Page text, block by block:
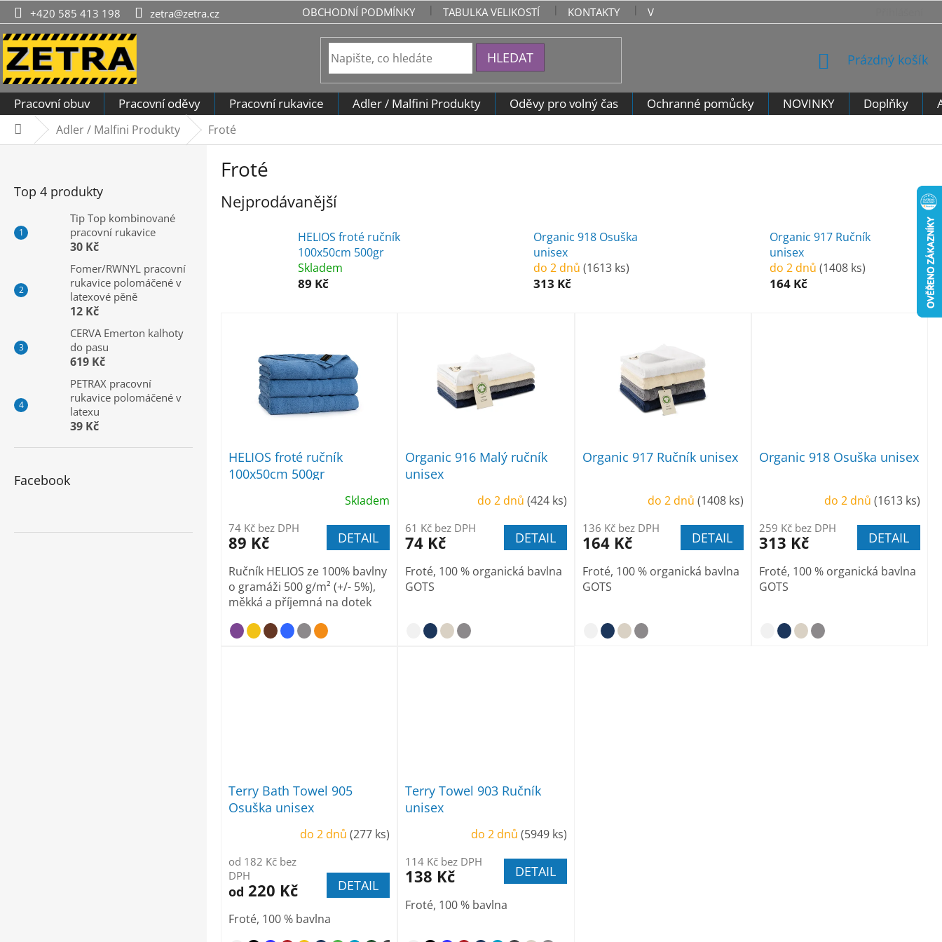
Přejít
na
obsah
+420 585 413 198 zetra@zetra.cz OBCHODNÍ PODMÍNKY TABULKA VELIKOSTÍ KONTAKTY VRÁCENÍ ZBOŽÍ - VZOROVÝ FORMULÁŘ PRO ODSTOUPENÍ
HLEDAT
NÁKUPNÍ
Prázdný košík
Pracovní obuv Pracovní oděvy Pracovní rukavice Adler / Malfini Produkty Oděvy pro volný čas Ochranné pomůcky NOVINKY Doplňky
DomůAdler / Malfini Produkty Froté
Top 4 produkty
Tip Top kombinované
pracovní rukavice
30 Kč
Fomer/RWNYL pracovní
rukavice polomáčené v
latexové pěně
12 Kč
CERVA Emerton kalhoty
do pasu
619 Kč
PETRAX pracovní
rukavice polomáčené v
latexu
39 Kč
Facebook
Froté
Nejprodávanější
HELIOS froté ručník
100x50cm 500gr
Skladem
89 Kč
Organic 918 Osuška
unisex
do 2 dnů(1613 ks)
313 Kč
Organic 917 Ručník
unisex
do 2 dnů (1408 ks)
164 Kč
ů
HELIOS froté ručník
100x50cm 500gr
Skladem
74 Kč bez DPH
89 Kč DETAIL
Ručník HELIOS ze 100% bavlny
o gramáži 500 g/m² (+/- 5%),
měkká a příjemná na dotek
Organic 916 Malý ručník
unisex
do 2 dnů (424 ks)
61 Kč bez DPH
74 Kč DETAIL
Froté, 100 % organická bavlna
GOTS
Organic 917 Ručník unisex
do 2 dnů (1408 ks)
136 Kč bez DPH
164 Kč DETAIL
Froté, 100 % organická bavlna
GOTS
Organic 918 Osuška unisex
do 2 dnů (1613 ks)
259 Kč bez DPH
313 Kč DETAIL
Froté, 100 % organická bavlna
GOTS
Terry Bath Towel 905
Osuška unisex
do 2 dnů(277 ks)
od 182 Kč bez
DPH
od 220 Kč DETAIL
Froté, 100 % bavlna
Terry Towel 903 Ručník
unisex
do 2 dnů (5949 ks)
114 Kč bez DPH
138 Kč DETAIL
Froté, 100 % bavlna